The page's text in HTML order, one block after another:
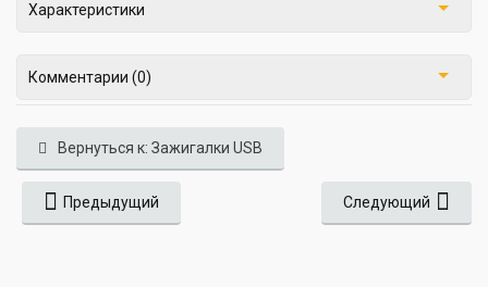
Характеристики
Комментарии (0)
Вернуться к: Зажигалки USB
Предыдущий Следующий